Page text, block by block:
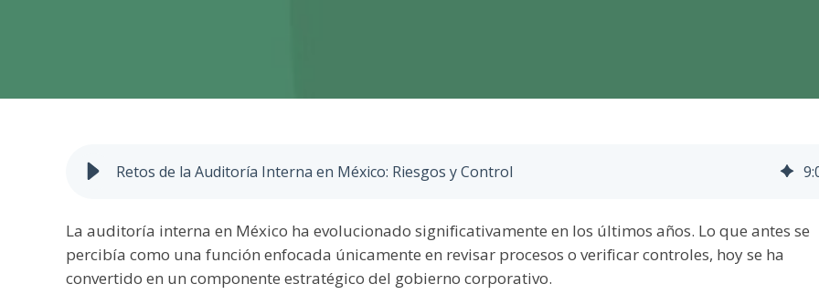
Retos de la Auditoría Interna en México: Riesgos y Control 9:
La auditoría interna en México ha evolucionado significativamente en los últimos años. Lo que antes se
percibía como una función enfocada únicamente en revisar procesos o verificar controles, hoy se ha
convertido en un componente estratégico del gobierno corporativo.